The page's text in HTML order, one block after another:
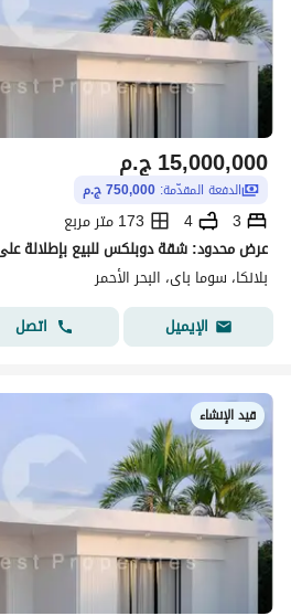
ج.م15,000,000
الدفعة المقدّمة: 750,000 ج.م
3
4
173 متر مربع
بلانكا، سوما باى، البحر الأحمر
الإيميل
اتصل
قيد الإنشاء